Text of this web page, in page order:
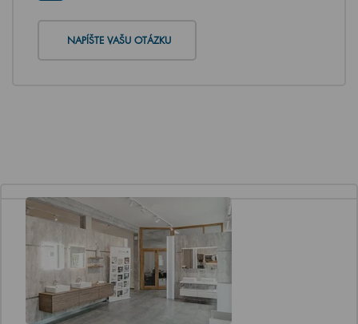
NAPÍŠTE VAŠU OTÁZKU